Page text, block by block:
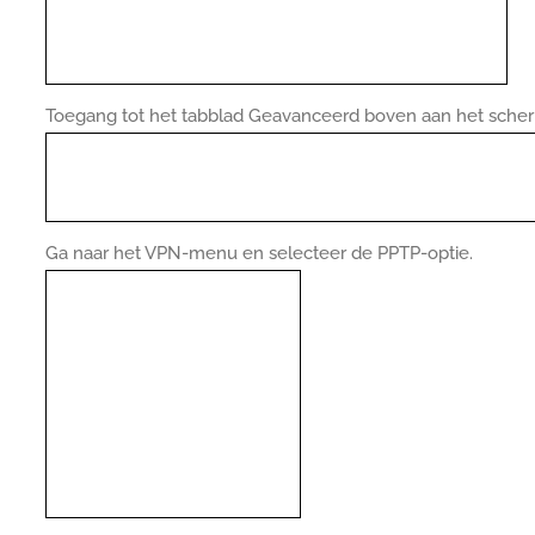
Toegang tot het tabblad Geavanceerd boven aan het
Ga naar het VPN-menu en selecteer de PPTP-optie.